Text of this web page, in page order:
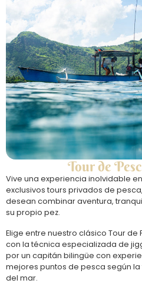
Tour de
Vive una experiencia inolvidable
exclusivos tours privados de
desean combinar aventura,
su propio pez.
Elige entre nuestro clásico Tour
con la técnica especializada de
por un capitán bilingüe con
mejores puntos de pesca según
del mar.